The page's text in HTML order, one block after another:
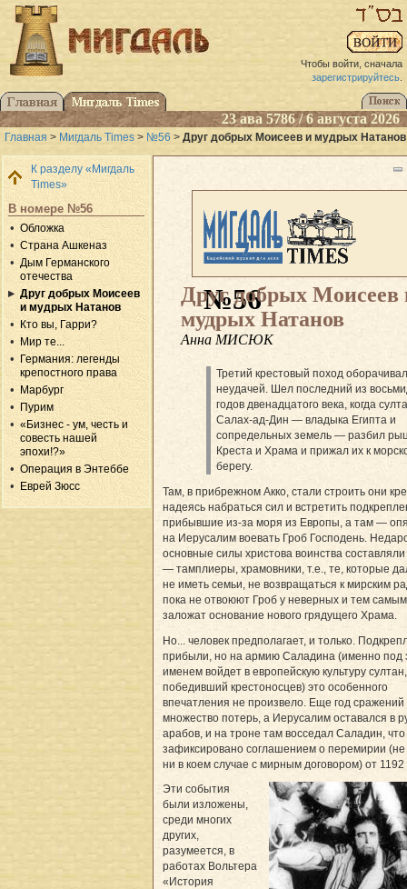
Чтобы войти, сначала
зарегистрируйтесь.
23 ава 5786 / 6 августа 2026
Главная > Мигдаль Times > №56 > Друг добрых Моисеев и мудрых Натанов
К разделу «Мигдаль
Times»
В номере №56
Обложка
Страна Ашкеназ
Дым Германского
отечества
Друг добрых Моисеев
и мудрых Натанов
Кто вы, Гарри?
Мир те...
Германия: легенды
крепостного права
Марбург
Пурим
«Бизнес - ум, честь и
совесть нашей
эпохи!?»
Операция в Энтеббе
Еврей Зюсс
№56
Друг добрых Моисеев
мудрых Натанов
Анна МИСЮК
Третий крестовый поход
неудачей. Шел последний из
годов двенадцатого века, когда
Салах-ад-Дин — владыка Египта и
сопредельных земель — разбил
Креста и Храма и прижал их к
берегу.
Там, в прибрежном Акко, стали строить они
надеясь набраться сил и встретить
прибывшие из-за моря из Европы, а там —
на Иерусалим воевать Гроб Господень.
основные силы христова воинства
— тамплиеры, храмовники, т.е., те, которые
не иметь семьи, не возвращаться к мирским
пока не отвоюют Гроб у неверных и тем
заложат основание нового грядущего Храма.
Но... человек предполагает, и только.
прибыли, но на армию Саладина (именно под
именем войдет в европейскую культуру султан,
победивший крестоносцев) это особенного
впечатления не произвело. Еще год сражений
множество потерь, а Иерусалим оставался в
арабов, и на троне там восседал Саладин,
зафиксировано соглашением о перемирии (не
ни в коем случае с мирным договором) от 1192
Эти события
были изложены,
среди многих
других,
разумеется, в
работах Вольтера
«История